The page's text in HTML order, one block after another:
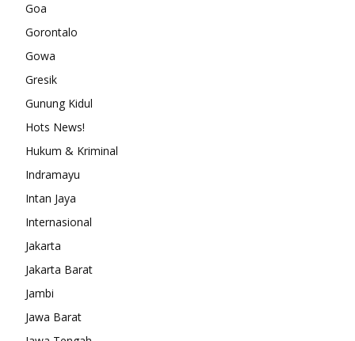
Goa
Gorontalo
Gowa
Gresik
Gunung Kidul
Hots News!
Hukum & Kriminal
Indramayu
Intan Jaya
Internasional
Jakarta
Jakarta Barat
Jambi
Jawa Barat